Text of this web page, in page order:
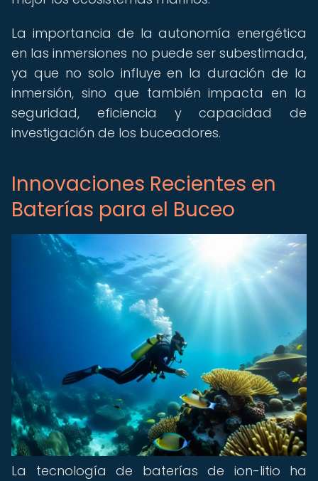
La importancia de la autonomía energética
en las inmersiones no puede ser subestimada,
ya que no solo influye en la duración de la
inmersión, sino que también impacta en la
seguridad, eficiencia y capacidad de
investigación de los buceadores.
Innovaciones Recientes en
Baterías para el Buceo
La tecnología de baterías de ion-litio ha